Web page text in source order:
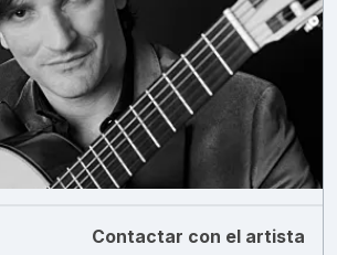
Contactar con el artista